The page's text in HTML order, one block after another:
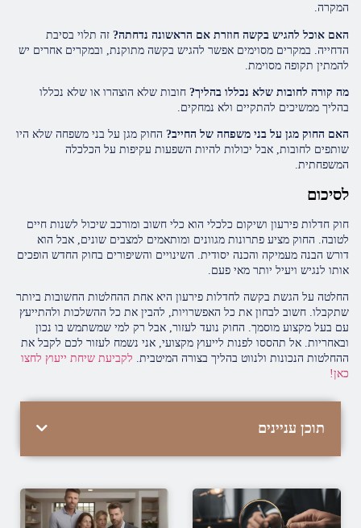
המקרה.
האם אוכל להגיש בקשה חוזרת אם הראשונה נדחתה? זה תלוי בסיבת
הדחייה. במקרים מסוימים אפשר להגיש בקשה מתוקנת, ובמקרים אחרים יש
להמתין תקופה מסוימת.
מה קורה לחובות שלא נכללו בהליך? חובות שלא הוצהרו או שלא נכללו
בהליך ממשיכים להתקיים ולא נמחקים.
האם החוק מגן על בני משפחה של החייב? החוק מגן על בני משפחה שלא היו
שותפים לחובות, אבל יכולות להיות השפעות עקיפות על הכלכלה
המשפחתית.
לסיכום
חוק חדלות פירעון ושיקום כלכלי הוא כלי חשוב ומורכב שיכול לשנות חיים
לטובה. החוק מציע פתרונות מגוונים ומותאמים למצבים שונים, אבל הוא
דורש הבנה מעמיקה והכנה יסודית. השינויים והשיפורים בחוק החדש הופכים
אותו לנגיש ויעיל יותר מאי פעם.
החלטה על הגשת בקשה לחדלות פירעון היא אחת ההחלטות החשובות ביותר
שתקבלו. חשוב לבחון את כל האפשרויות, להבין את כל ההשלכות ולהתייעץ
עם בעל מקצוע מוסמך. החוק נועד לעזור, אבל רק למי שמשתמש בו נכון
ובאחריות. אל תהססו לפנות לייעוץ מקצועי, אני נשמח לעזור לכם לקבל את
ההחלטות הנכונות ולנווט בהליך בצורה המיטבית. לקביעת שיחת ייעוץ לחצו
כאן!
תוכן עניינים